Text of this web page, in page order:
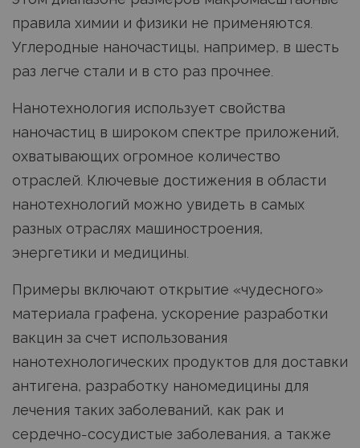
правила химии и физики не применяются.
Углеродные наночастицы, например, в шесть
раз легче стали и в сто раз прочнее.
Нанотехнология использует свойства
наночастиц в широком спектре приложений,
охватывающих огромное количество
отраслей. Ключевые достижения в области
нанотехнологий можно увидеть в самых
разных отраслях машиностроения,
энергетики и медицины.
Примеры включают открытие «чудесного»
материала графена, ускорение разработки
вакцин за счет использования
нанотехнологических продуктов для доставки
антигена, разработку наномедицины для
лечения таких заболеваний, как рак и
сердечно-сосудистые заболевания, а также